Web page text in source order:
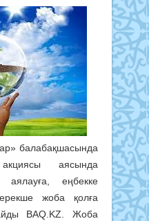
балабақшасында
аясында
аялауға, еңбекке
жоба қолға
BAQ.KZ. Жоба